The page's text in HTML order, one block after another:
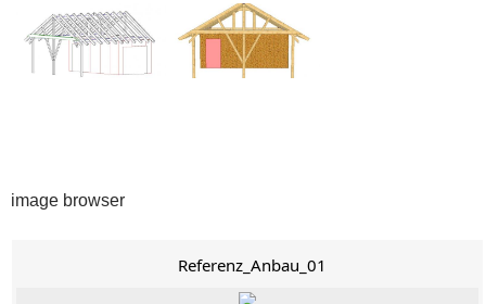
image browser
Referenz_Anbau_01